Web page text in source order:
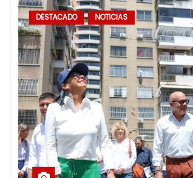
DESTACADO NOTICIAS